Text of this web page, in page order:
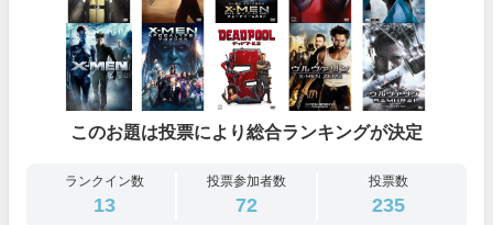
このお題は投票により総合ランキングが決定
ランクイン数
13
投票参加者数
72
投票数
235